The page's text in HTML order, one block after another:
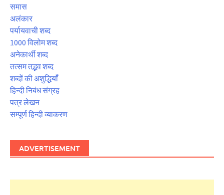
समास
अलंकार
पर्यायवाची शब्द
1000 विलोम शब्द
अनेकार्थी शब्द
तत्सम तद्भव शब्द
शब्दों की अशुद्धियाँ
हिन्दी निबंध संग्रह
पत्र लेखन
सम्पूर्ण हिन्दी व्याकरण
ADVERTISEMENT